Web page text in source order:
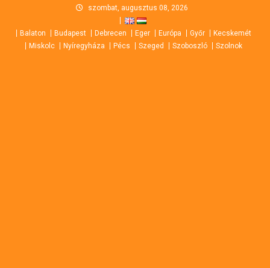
content
szombat, augusztus 08, 2026
Balaton Budapest Debrecen Eger Európa Győr
Kecskemét
Miskolc
Nyíregyháza Pécs Szeged Szoboszló Szolnok